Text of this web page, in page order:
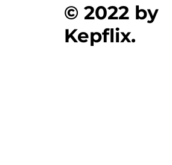
© 2022 by
Kepflix.